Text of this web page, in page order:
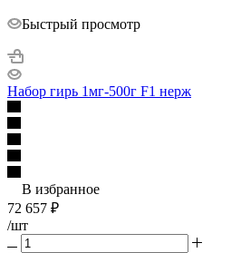
Быстрый просмотр
Набор гирь 1мг-500г F1 нерж
В избранное
72 657 ₽
/шт